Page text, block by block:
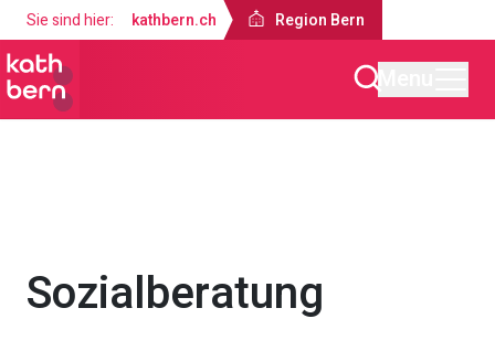
Sie sind hier: kathbern.ch Region Bern
Sozialberatung